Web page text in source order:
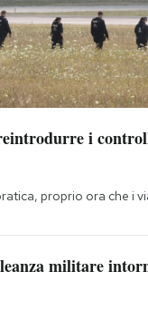
i
proprio ora che i
militare